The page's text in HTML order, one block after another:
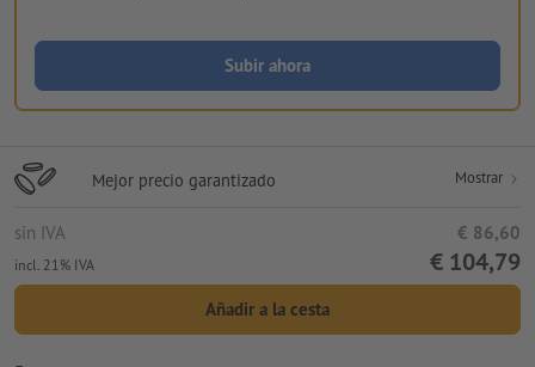
Subir ahora
Mejor precio garantizado Mostrar
sin IVA € 86,60
incl. 21% IVA € 104,79
Añadir a la cesta